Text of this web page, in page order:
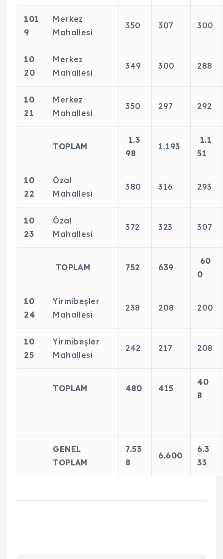
101
9
Merkez
Mahallesi
350 307 300
10
20
Merkez
Mahallesi
349 300 288
10
21
Merkez
Mahallesi
350 297 292
TOPLAM
1.3
98
1.193
1.1
51
10
22
Özal
Mahallesi
380 316 293
10
23
Özal
Mahallesi
372 323 307
TOPLAM 752 639
60
0
10
24
Yirmibeşler
Mahallesi
238 208 200
10
25
Yirmibeşler
Mahallesi
242 217 208
TOPLAM 480 415
40
8
GENEL
TOPLAM
7.53
8
6.600
6.3
33